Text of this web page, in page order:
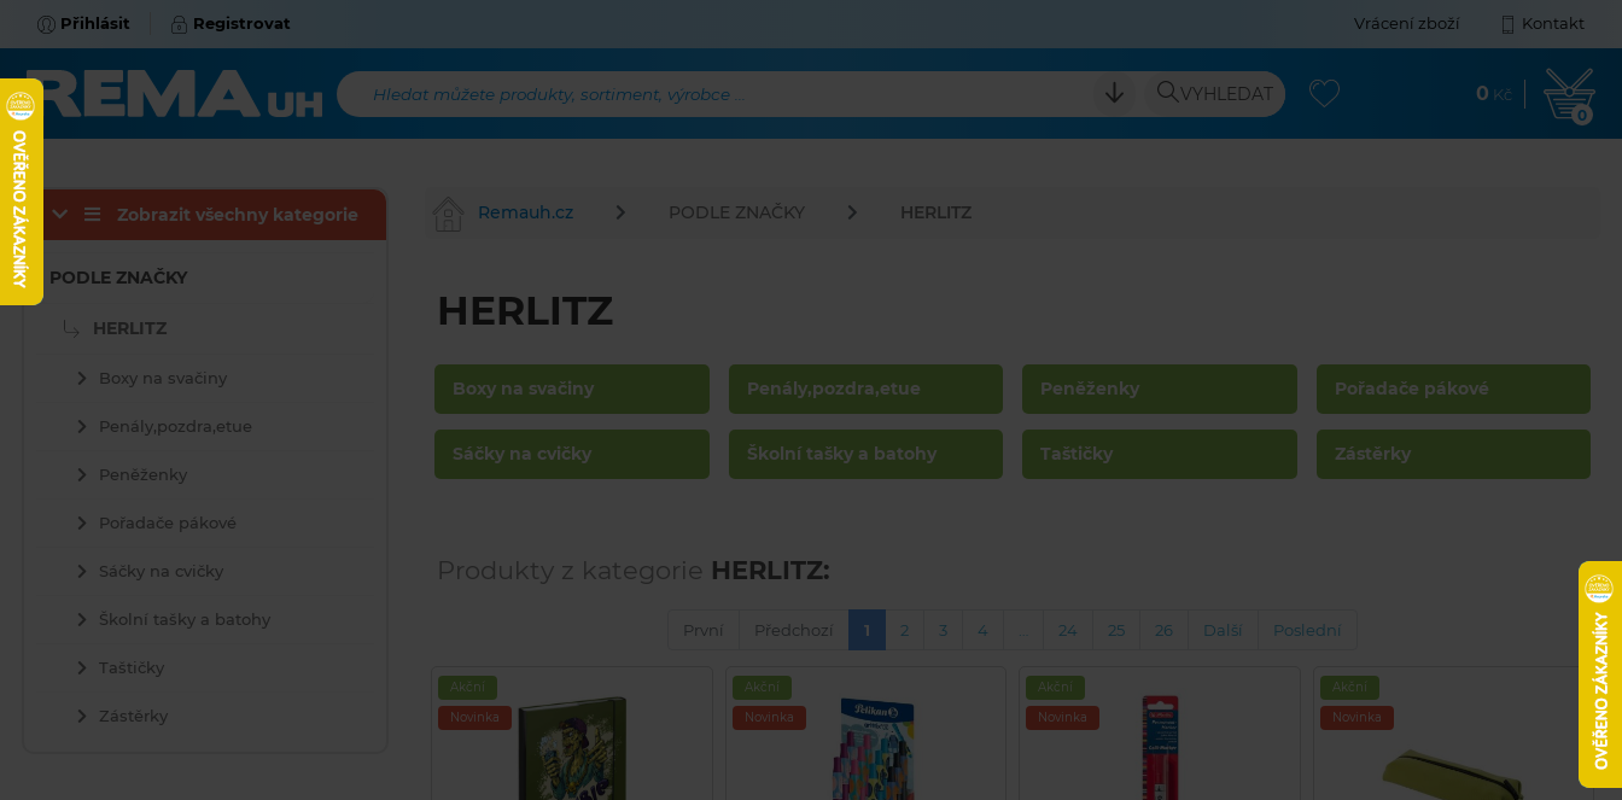
Přihlásit Registrovat Vrácení zboží Kontakt
Hledat můžete produkty, sortiment, výrobce ... VYHLEDAT 0 Kč
0
Remauh.cz PODLE ZNAČKY HERLITZ
HERLITZ
Boxy na svačiny Penály,pozdra,etue Peněženky Pořadače pákové
Sáčky na cvičky Školní tašky a batohy Taštičky Zástěrky
Produkty z kategorie HERLITZ:
První Předchozí 1 2 3 4 24 25 26 Další Poslední
Akční
Novinka
Akční
Novinka
Akční
Novinka
Akční
Novinka
Zobrazit všechny kategorie
PODLE ZNAČKY
HERLITZ
Boxy na svačiny
Penály,pozdra,etue
Peněženky
Pořadače pákové
Sáčky na cvičky
Školní tašky a batohy
Taštičky
Zástěrky